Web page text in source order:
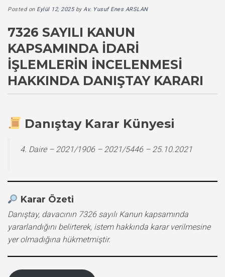
Posted on Eylül 12, 2025byAv. Yusuf Enes ARSLAN
7326 SAYILI KANUN
KAPSAMINDA İDARI
İŞLEMLERIN İNCELENMESI
HAKKINDA DANIŞTAY KARARI
Danıştay Karar Künyesi
4. Daire – 2021/1906 – 2021/5446 – 25.10.2021
Karar Özeti
Danıştay, davacının 7326 sayılı Kanun kapsamında
yararlandığını belirterek, istem hakkında karar verilmesine
yer olmadığına hükmetmiştir.